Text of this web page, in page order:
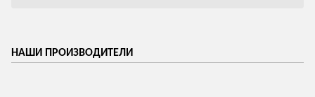
НАШИ ПРОИЗВОДИТЕЛИ